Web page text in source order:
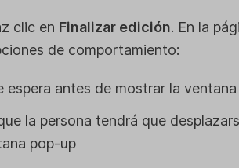
clic en Finalizar edición. En la
de comportamiento:
espera antes de mostrar la
la persona tendrá que
pop-up